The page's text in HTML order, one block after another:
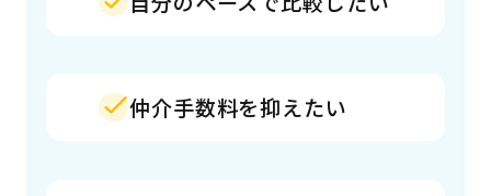
仲介手数料を抑えたい